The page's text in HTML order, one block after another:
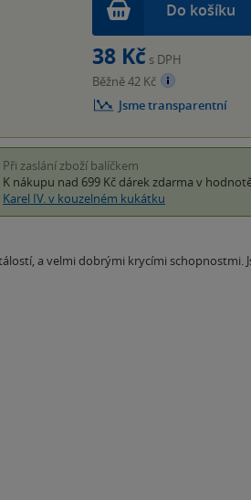
Do košíku
38 Kč s DPH
Běžně 42 Kč
Jsme transparentní
Při zaslání zboží balíčkem
K nákupu nad 699 Kč dárek zdarma v
Karel IV. v kouzelném kukátku
a velmi dobrými krycími schopnostmi.